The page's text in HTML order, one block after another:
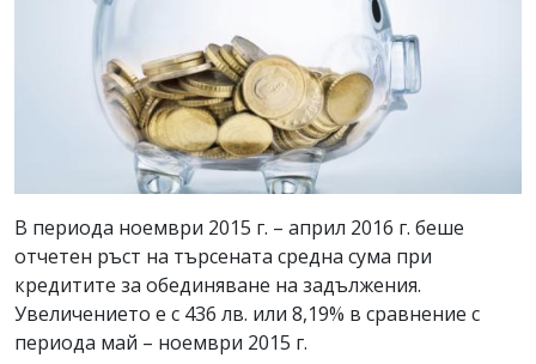
В периода ноември 2015 г. – април 2016 г. беше
отчетен ръст на търсената средна сума при
кредитите за обединяване на задължения.
Увеличението е с 436 лв. или 8,19% в сравнение с
периода май – ноември 2015 г.